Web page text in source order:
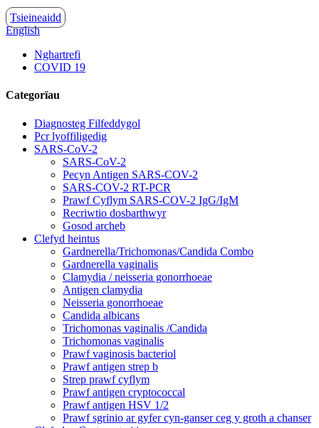
Tsieineaidd
English
Nghartrefi
COVID 19
Categorïau
Diagnosteg Filfeddygol
Pcr lyoffiligedig
SARS-CoV-2
SARS-CoV-2
Pecyn Antigen SARS-COV-2
SARS-COV-2 RT-PCR
Prawf Cyflym SARS-COV-2 IgG/IgM
Recriwtio dosbarthwyr
Gosod archeb
Clefyd heintus
Gardnerella/Trichomonas/Candida Combo
Gardnerella vaginalis
Clamydia / neisseria gonorrhoeae
Antigen clamydia
Neisseria gonorrhoeae
Candida albicans
Trichomonas vaginalis /Candida
Trichomonas vaginalis
Prawf vaginosis bacteriol
Prawf antigen strep b
Strep prawf cyflym
Prawf antigen cryptococcal
Prawf antigen HSV 1/2
Prawf sgrinio ar gyfer cyn-ganser ceg y groth a chanser